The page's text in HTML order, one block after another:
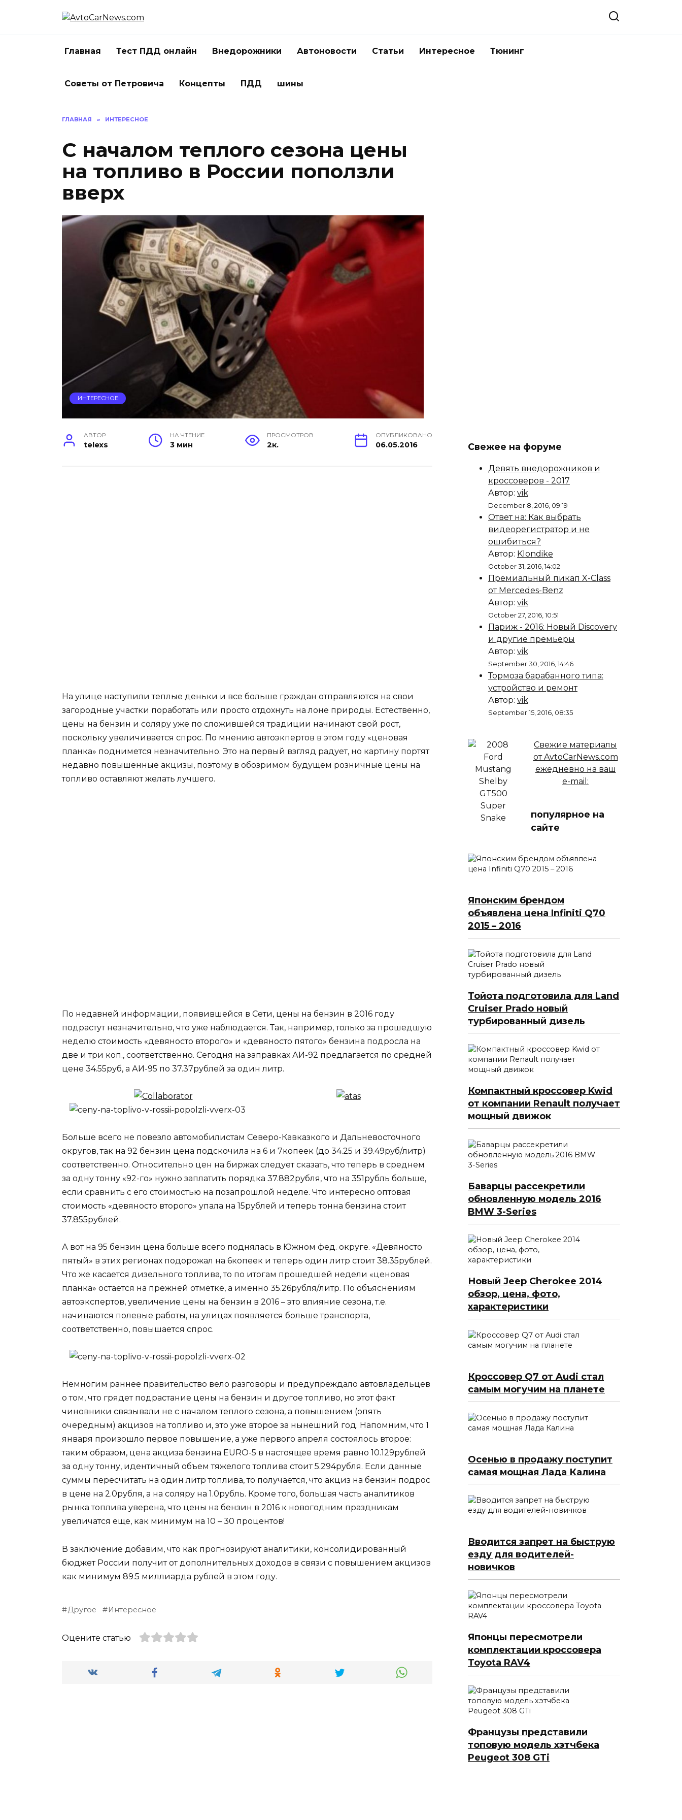
Главная Тест ПДД онлайн Внедорожники Автоновости Статьи Интересное Тюнинг
Советы от Петровича Концепты ПДД шины
ГЛАВНАЯ » ИНТЕРЕСНОЕ
С началом теплого сезона цены
на топливо в России поползли
вверх
ИНТЕРЕСНОЕ
АВТОР
telexs
НА ЧТЕНИЕ
3 мин
ПРОСМОТРОВ
2к.
ОПУБЛИКОВАНО
06.05.2016
На улице наступили теплые деньки и все больше граждан отправляются на свои
загородные участки поработать или просто отдохнуть на лоне природы. Естественно,
цены на бензин и соляру уже по сложившейся традиции начинают свой рост,
поскольку увеличивается спрос. По мнению автоэкпертов в этом году «ценовая
планка» поднимется незначительно. Это на первый взгляд радует, но картину портят
недавно повышенные акцизы, поэтому в обозримом будущем розничные цены на
топливо оставляют желать лучшего.
По недавней информации, появившейся в Сети, цены на бензин в 2016 году
подрастут незначительно, что уже наблюдается. Так, например, только за прошедшую
неделю стоимость «девяносто второго» и «девяносто пятого» бензина подросла на
две и три коп., соответственно. Сегодня на заправках АИ-92 предлагается по средней
цене 34.55руб, а АИ-95 по 37.37рублей за один литр.
Больше всего не повезло автомобилистам Северо-Кавказкого и Дальневосточного
округов, так на 92 бензин цена подскочила на 6 и 7копеек (до 34.25 и 39.49руб/литр)
соответственно. Относительно цен на биржах следует сказать, что теперь в среднем
за одну тонну «92-го» нужно заплатить порядка 37.882рубля, что на 351рубль больше,
если сравнить с его стоимостью на позапрошлой неделе. Что интересно оптовая
стоимость «девяносто второго» упала на 15рублей и теперь тонна бензина стоит
37.855рублей.
А вот на 95 бензин цена больше всего поднялась в Южном фед. округе. «Девяносто
пятый» в этих регионах подорожал на 6копеек и теперь один литр стоит 38.35рублей.
Что же касается дизельного топлива, то по итогам прошедшей недели «ценовая
планка» остается на прежней отметке, а именно 35.26рубля/литр. По объяснениям
автоэкспертов, увеличение цены на бензин в 2016 – это влияние сезона, т.е.
начинаются полевые работы, на улицах появляется больше транспорта,
соответственно, повышается спрос.
Немногим раннее правительство вело разговоры и предупреждало автовладельцев
о том, что грядет подрастание цены на бензин и другое топливо, но этот факт
чиновники связывали не с началом теплого сезона, а повышением (опять
очередным) акцизов на топливо и, это уже второе за нынешний год. Напомним, что 1
января произошло первое повышение, а уже первого апреля состоялось второе:
таким образом, цена акциза бензина EURO-5 в настоящее время равно 10.129рублей
за одну тонну, идентичный объем тяжелого топлива стоит 5.294рубля. Если данные
суммы пересчитать на один литр топлива, то получается, что акциз на бензин подрос
в цене на 2.0рубля, а на соляру на 1.0рубль. Кроме того, большая часть аналитиков
рынка топлива уверена, что цены на бензин в 2016 к новогодним праздникам
увеличатся еще, как минимум на 10 – 30 процентов!
В заключение добавим, что как прогнозируют аналитики, консолидированный
бюджет России получит от дополнительных доходов в связи с повышением акцизов
как минимум 89.5 миллиарда рублей в этом году.
Другое Интересное
Оцените статью
Свежее на форуме
Девять внедорожников и
кроссоверов - 2017
Автор: vik
December 8, 2016, 09:19
Ответ на: Как выбрать
видеорегистратор и не
ошибиться?
Автор: Klondike
October 31, 2016, 14:02
Премиальный пикап X-Class
от Mercedes-Benz
Автор: vik
October 27, 2016, 10:51
Париж - 2016: Новый Discovery
и другие премьеры
Автор: vik
September 30, 2016, 14:46
Тормоза барабанного типа:
устройство и ремонт
Автор: vik
September 15, 2016, 08:35
Свежие материалы
от AvtoCarNews.com
ежедневно на ваш
e-mail:
популярное на
сайте
Японским брендом
объявлена цена Infiniti Q70
2015 – 2016
Тойота подготовила для Land
Cruiser Prado новый
турбированный дизель
Компактный кроссовер Kwid
от компании Renault получает
мощный движок
Баварцы рассекретили
обновленную модель 2016
BMW 3-Series
Новый Jeep Cherokee 2014
обзор, цена, фото,
характеристики
Кроссовер Q7 от Audi стал
самым могучим на планете
Осенью в продажу поступит
самая мощная Лада Калина
Вводится запрет на быструю
езду для водителей-
новичков
Японцы пересмотрели
комплектации кроссовера
Toyota RAV4
Французы представили
топовую модель хэтчбека
Peugeot 308 GTi